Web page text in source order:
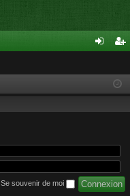
cri
Se souvenir de moi